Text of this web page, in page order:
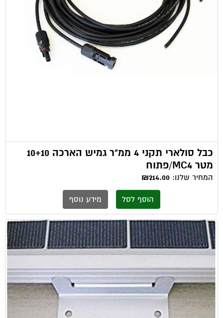
כבל סולארי תקני 4 ממ"ר גמיש הארכה 10+10
מטר MC4/פתוח
המחיר שלנו: ₪214.00
הוסף לסל מידע נוסף